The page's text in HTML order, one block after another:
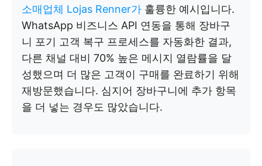
소매업체 Lojas Renner가 훌륭한 예시입니다.
WhatsApp 비즈니스 API 연동을 통해 장바구
니 포기 고객 복구 프로세스를 자동화한 결과,
다른 채널 대비 70% 높은 메시지 열람률을 달
성했으며 더 많은 고객이 구매를 완료하기 위해
재방문했습니다. 심지어 장바구니에 추가 항목
을 더 넣는 경우도 많았습니다.